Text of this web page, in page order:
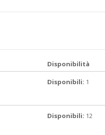
Disponibilità
Disponibili: 1
Disponibili: 12